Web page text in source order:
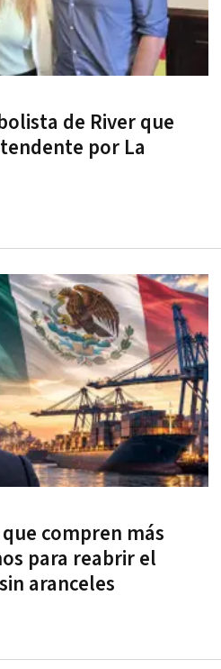
de River que
por La
compren más
para reabrir el
aranceles